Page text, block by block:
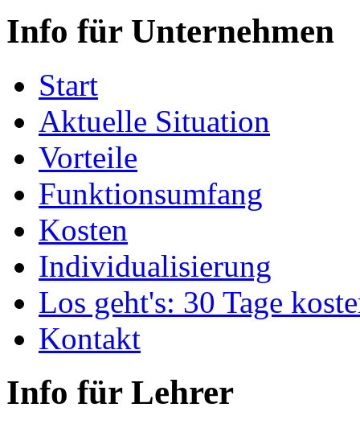
Info für Unternehmen
Start
Aktuelle Situation
Vorteile
Funktionsumfang
Kosten
Individualisierung
Los geht's: 30 Tage
Kontakt
Info für Lehrer